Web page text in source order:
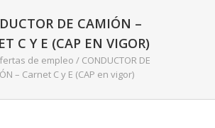
DE CAMIÓN –
C Y E (CAP EN VIGOR)
de empleo / CONDUCTOR DE
– Carnet C y E (CAP en vigor)